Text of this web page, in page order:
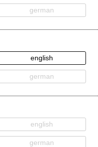
german
english
german
english
german